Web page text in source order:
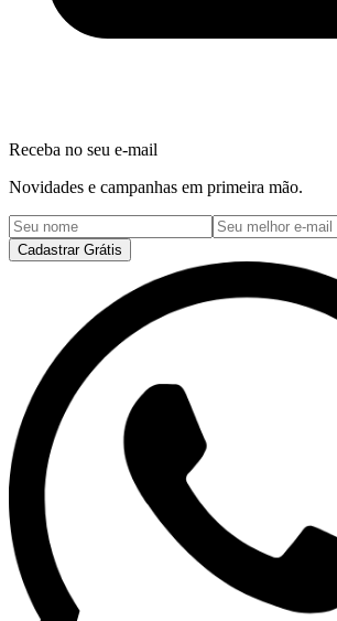
Receba no seu e-mail
Novidades e campanhas em primeira mão.
Cadastrar Grátis